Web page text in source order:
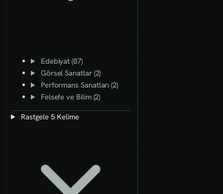
Edebiyat (87)
Görsel Sanatlar (2)
Performans Sanatları (2)
Felsefe ve Bilim (2)
Rastgele 5 Kelime